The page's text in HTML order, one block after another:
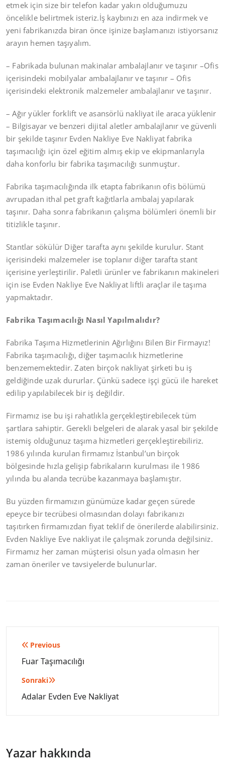
etmek için size bir telefon kadar yakın olduğumuzu
öncelikle belirtmek isteriz.İş kaybınızı en aza indirmek ve
yeni fabrikanızda biran önce işinize başlamanızı istiyorsanız
arayın hemen taşıyalım.
– Fabrikada bulunan makinalar ambalajlanır ve taşınır –Ofis
içerisindeki mobilyalar ambalajlanır ve taşınır – Ofis
içerisindeki elektronik malzemeler ambalajlanır ve taşınır.
– Ağır yükler forklift ve asansörlü nakliyat ile araca yüklenir
– Bilgisayar ve benzeri dijital aletler ambalajlanır ve güvenli
bir şekilde taşınır Evden Nakliye Eve Nakliyat fabrika
taşımacılığı için özel eğitim almış ekip ve ekipmanlarıyla
daha konforlu bir fabrika taşımacılığı sunmuştur.
Fabrika taşımacılığında ilk etapta fabrikanın ofis bölümü
avrupadan ithal pet graft kağıtlarla ambalaj yapılarak
taşınır. Daha sonra fabrikanın çalışma bölümleri önemli bir
titizlikle taşınır.
Stantlar sökülür Diğer tarafta aynı şekilde kurulur. Stant
içerisindeki malzemeler ise toplanır diğer tarafta stant
içerisine yerleştirilir. Paletli ürünler ve fabrikanın makineleri
için ise Evden Nakliye Eve Nakliyat liftli araçlar ile taşıma
yapmaktadır.
Fabrika Taşımacılığı Nasıl Yapılmalıdır?
Fabrika Taşıma Hizmetlerinin Ağırlığını Bilen Bir Firmayız!
Fabrika taşımacılığı, diğer taşımacılık hizmetlerine
benzememektedir. Zaten birçok nakliyat şirketi bu iş
geldiğinde uzak dururlar. Çünkü sadece işçi gücü ile hareket
edilip yapılabilecek bir iş değildir.
Firmamız ise bu işi rahatlıkla gerçekleştirebilecek tüm
şartlara sahiptir. Gerekli belgeleri de alarak yasal bir şekilde
istemiş olduğunuz taşıma hizmetleri gerçekleştirebiliriz.
1986 yılında kurulan firmamız İstanbul’un birçok
bölgesinde hızla gelişip fabrikaların kurulması ile 1986
yılında bu alanda tecrübe kazanmaya başlamıştır.
Bu yüzden firmamızın günümüze kadar geçen sürede
epeyce bir tecrübesi olmasından dolayı fabrikanızı
taşıtırken firmamızdan fiyat teklif de önerilerde alabilirsiniz.
Evden Nakliye Eve nakliyat ile çalışmak zorunda değilsiniz.
Firmamız her zaman müşterisi olsun yada olmasın her
zaman öneriler ve tavsiyelerde bulunurlar.
Yazı
gezinmesi
Previous
Fuar Taşımacılığı
Sonraki
Adalar Evden Eve Nakliyat
Yazar hakkında